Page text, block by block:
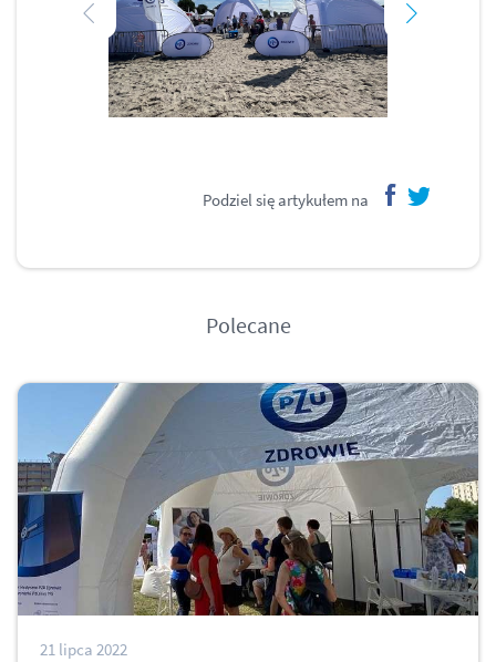
Podziel się artykułem na
Polecane
21 lipca 2022